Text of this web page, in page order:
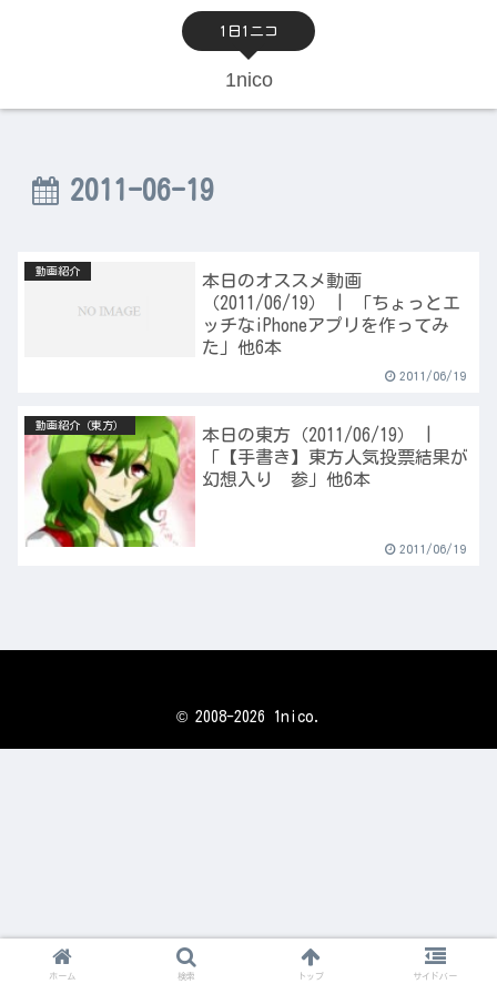
1日1ニコ
1nico
2011-06-19
動画紹介
本日のオススメ動画
（2011/06/19） | 「ちょっとエ
ッチなiPhoneアプリを作ってみ
た」他6本
2011/06/19
動画紹介（東方）
本日の東方（2011/06/19） |
「【手書き】東方人気投票結果が
幻想入り 参」他6本
2011/06/19
© 2008-2026 1nico.
ホーム 検索 トップ サイドバー